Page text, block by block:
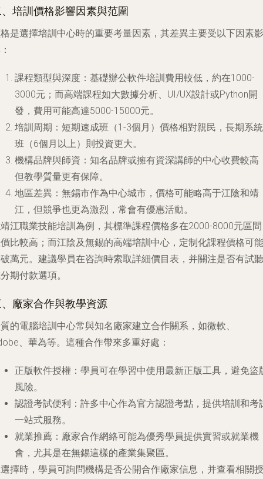
培訓價格影響因素與范圍
是選擇培訓中心時的重要考量因素，其差異主要受以下因素影
課程類型與深度 ：基礎辦公軟件培訓費用較低，約在1000-
3000元；而高端課程如大數據分析、UI/UX設計或Python開
發，費用可能高達5000-15000元。
培訓周期 ：短期速成班（1-3個月）價格相對親民，長期系統
班（6個月以上）則投資更大。
機構品牌與師資 ：知名品牌或擁有資深講師的中心收費較高
但教學質量更有保障。
地區差異 ：無錫市作為中心城市，價格可能略高于江陰和靖
江，但競爭也更為激烈，常會有優惠活動。
江職業技能培訓為例，其標準課程價格多在2000-8000元區
比較高；而江陰及無錫的高端培訓中心，定制化課程價格可能
萬元。建議學員在咨詢時索取詳細價目表，并關注是否有試聽
期付款選項。
廠家合作與教學資源
的電腦培訓中心常與知名廠家建立合作關系，如微軟、
、華為等。這種合作帶來多重好處：
正版軟件授權 ：學員可在學習中使用最新正版工具，避免盜
風險。
認證考試便利 ：許多中心作為官方認證考點，提供培訓和考
一站式服務。
就業推薦 ：廠家合作網絡可能為優秀學員提供實習或就業機
會，尤其是在無錫這樣的產業集聚區。
擇時，學員可詢問機構是否公開合作廠家信息，并查看相關授